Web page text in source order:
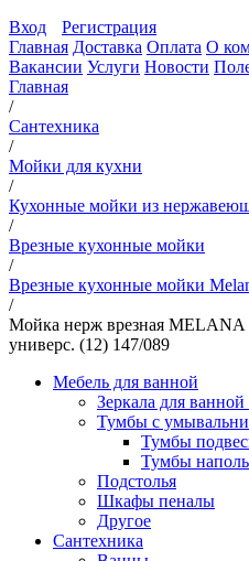
Вход
Регистрация
Главная Доставка Оплата О
Вакансии Услуги Новости
Главная
/
Сантехника
/
Мойки для кухни
/
Кухонные мойки из
/
Врезные кухонные мойки
/
Врезные кухонные мойки
/
Мойка нерж врезная MELANA
универс. (12) 147/089
Мебель для ванной
Зеркала для
Тумбы с
Тумбы
Тумбы
Подстолья
Шкафы пеналы
Другое
Сантехника